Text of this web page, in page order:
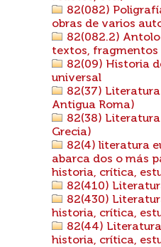
82(082)
obras de varios
82(082.2)
textos, fragmentos
82(09) Historia
universal
82(37)
Antigua Roma)
82(38)
Grecia)
82(4) literatura
abarca dos o más
historia, crítica,
82(410)
82(430)
historia, crítica,
82(44)
historia, crítica,